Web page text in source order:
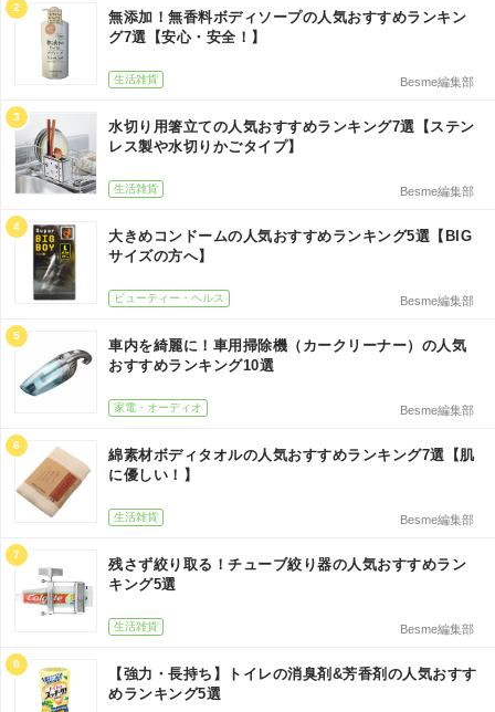
2
無添加！無香料ボディソープの人気おすすめランキン
グ7選【安心・安全！】
生活雑貨 Besme編集部
3
水切り用箸立ての人気おすすめランキング7選【ステン
レス製や水切りかごタイプ】
生活雑貨 Besme編集部
4
大きめコンドームの人気おすすめランキング5選【BIG
サイズの方へ】
ビューティー・ヘルス Besme編集部
5
車内を綺麗に！車用掃除機（カークリーナー）の人気
おすすめランキング10選
家電・オーディオ Besme編集部
6
綿素材ボディタオルの人気おすすめランキング7選【肌
に優しい！】
生活雑貨 Besme編集部
7
残さず絞り取る！チューブ絞り器の人気おすすめラン
キング5選
生活雑貨 Besme編集部
8
【強力・長持ち】トイレの消臭剤&芳香剤の人気おすす
めランキング5選